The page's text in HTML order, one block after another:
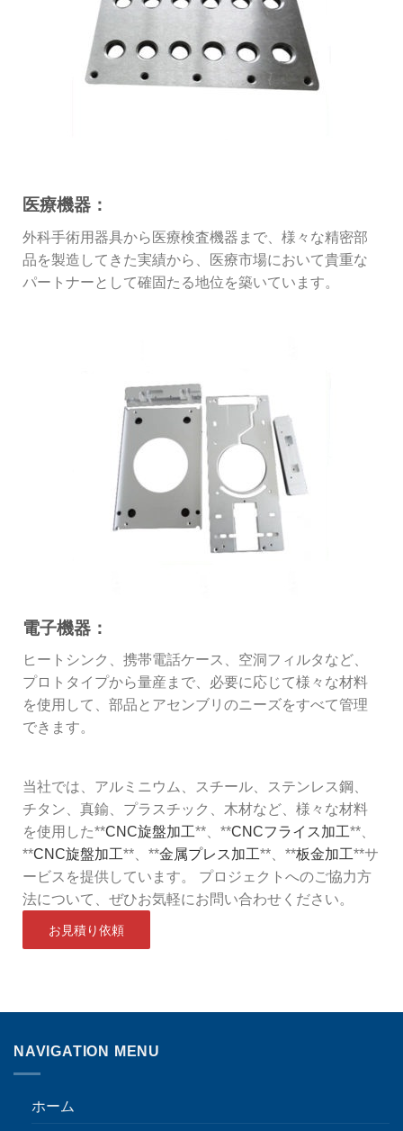
医療機器：
外科手術用器具から医療検査機器まで、様々な精密部
品を製造してきた実績から、医療市場において貴重な
パートナーとして確固たる地位を築いています。
電子機器：
ヒートシンク、携帯電話ケース、空洞フィルタなど、
プロトタイプから量産まで、必要に応じて様々な材料
を使用して、部品とアセンブリのニーズをすべて管理
できます。
当社では、アルミニウム、スチール、ステンレス鋼、
チタン、真鍮、プラスチック、木材など、様々な材料
を使用した**CNC旋盤加工**、**CNCフライス加工**、
**CNC旋盤加工**、**金属プレス加工**、**板金加工**サ
ービスを提供しています。 プロジェクトへのご協力方
法について、ぜひお気軽にお問い合わせください。
お見積り依頼
NAVIGATION MENU
ホーム